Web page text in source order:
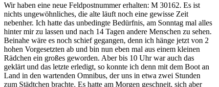
Wir haben eine neue Feldpostnummer erhalten: M 30162. Es ist
nichts ungewöhnliches, die alte läuft noch eine gewisse Zeit
nebenher. Ich hatte das unbedingte Bedürfnis, am Sonntag mal alles
hinter mir zu lassen und nach 14 Tagen andere Menschen zu sehen.
Beinahe wäre es noch schief gegangen, denn ich hänge jetzt von 2
hohen Vorgesetzten ab und bin nun eben mal aus einem kleinen
Rädchen ein großes geworden. Aber bis 10 Uhr war auch das
geklärt und das letzte erledigt, so konnte ich denn mit dem Boot an
Land in den wartenden Omnibus, der uns in etwa zwei Stunden
zum Städtchen brachte. Es hatte am Morgen geschneit, sich aber